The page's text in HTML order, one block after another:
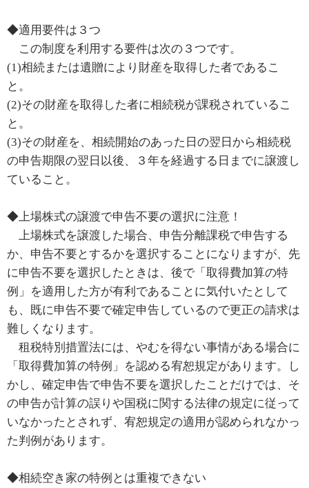
◆適用要件は３つ
この制度を利用する要件は次の３つです。
(1)相続または遺贈により財産を取得した者であるこ
と。
(2)その財産を取得した者に相続税が課税されているこ
と。
(3)その財産を、相続開始のあった日の翌日から相続税
の申告期限の翌日以後、３年を経過する日までに譲渡し
ていること。
◆上場株式の譲渡で申告不要の選択に注意！
上場株式を譲渡した場合、申告分離課税で申告する
か、申告不要とするかを選択することになりますが、先
に申告不要を選択したときは、後で「取得費加算の特
例」を適用した方が有利であることに気付いたとして
も、既に申告不要で確定申告しているので更正の請求は
難しくなります。
租税特別措置法には、やむを得ない事情がある場合に
「取得費加算の特例」を認める宥恕規定があります。し
かし、確定申告で申告不要を選択したことだけでは、そ
の申告が計算の誤りや国税に関する法律の規定に従って
いなかったとされず、宥恕規定の適用が認められなかっ
た判例があります。
◆相続空き家の特例とは重複できない